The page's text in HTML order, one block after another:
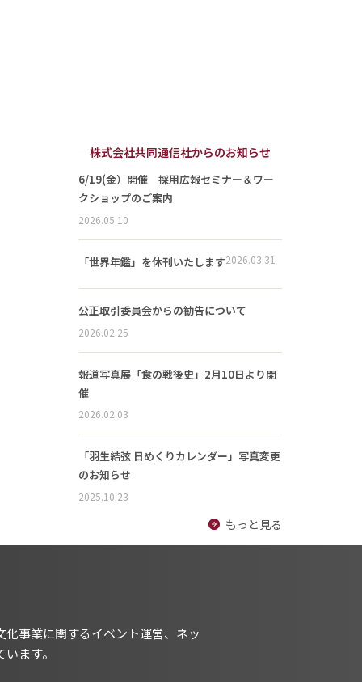
株式会社共同通信社からのお知らせ
6/19(金）開催 採用広報セミナー＆ワー
クショップのご案内
2026.05.10
「世界年鑑」を休刊いたします2026.03.31
公正取引委員会からの勧告について
2026.02.25
報道写真展「食の戦後史」2月10日より開
催
2026.02.03
「羽生結弦 日めくりカレンダー」写真変更
のお知らせ
2025.10.23
もっと見る
事業に関するイベント運営、ネッ
ます。